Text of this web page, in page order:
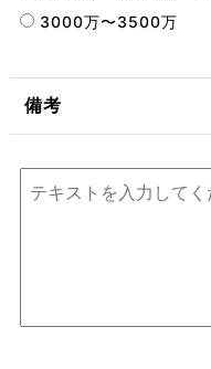
3000万〜3500万
備考